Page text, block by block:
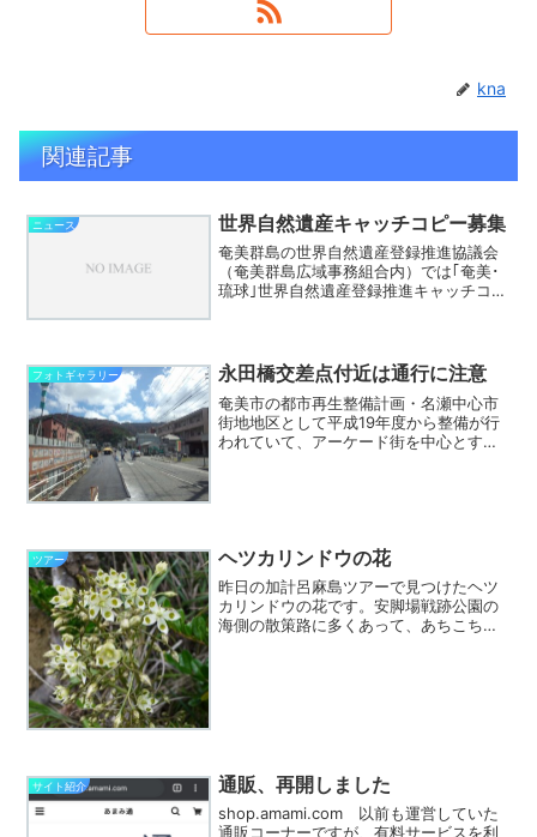
kna
関連記事
ニュース 世界自然遺産キャッチコピー募集
奄美群島の世界自然遺産登録推進協議会
（奄美群島広域事務組合内）では｢奄美･
琉球｣世界自然遺産登録推進キャッチコピ
フォトギャラリー 永田橋交差点付近は通行に注意
奄美市の都市再生整備計画・名瀬中心市
街地地区として平成19年度から整備が行
われていて、アーケード街を中心とする
ツアー ヘツカリンドウの花
昨日の加計呂麻島ツアーで見つけたヘツ
カリンドウの花です。安脚場戦跡公園の
海側の散策路に多くあって、あちこちに
サイト紹介 通販、再開しました
shop.amami.com 以前も運営していた
通販コーナーですが、有料サービスを利